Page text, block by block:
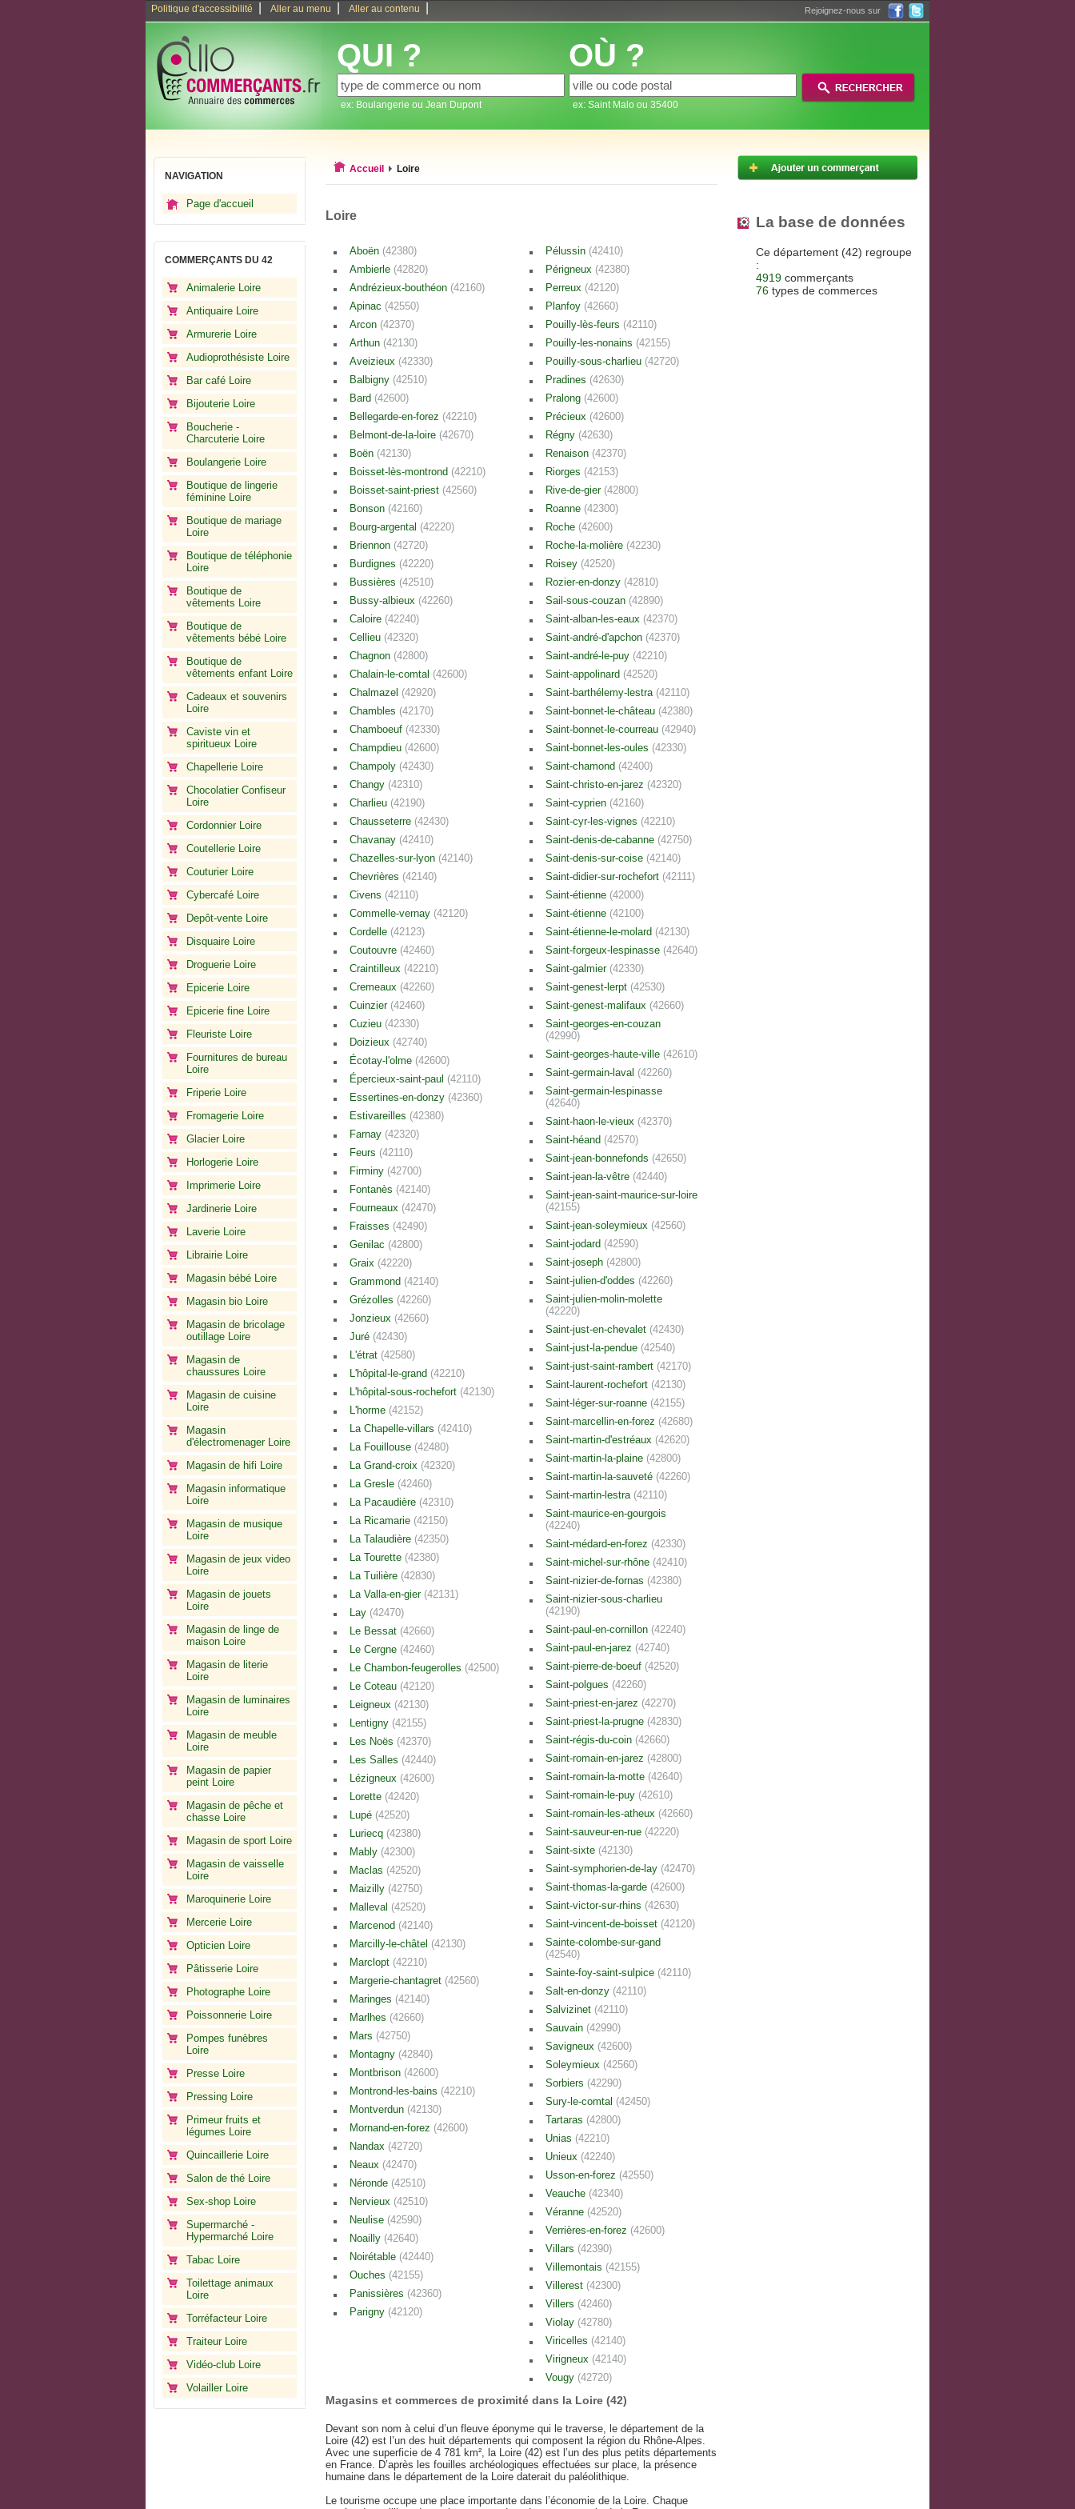
Politique d'accessibilité Aller au menu Aller au contenu Rejoignez-nous sur
QUI ?
ex: Boulangerie ou Jean Dupont
OÙ ?
ex: Saint Malo ou 35400
NAVIGATION
Page d'accueil
COMMERÇANTS DU 42
Animalerie Loire
Antiquaire Loire
Armurerie Loire
Audioprothésiste Loire
Bar café Loire
Bijouterie Loire
Boucherie -
Charcuterie Loire
Boulangerie Loire
Boutique de lingerie
féminine Loire
Boutique de mariage
Loire
Boutique de téléphonie
Loire
Boutique de
vêtements Loire
Boutique de
vêtements bébé Loire
Boutique de
vêtements enfant Loire
Cadeaux et souvenirs
Loire
Caviste vin et
spiritueux Loire
Chapellerie Loire
Chocolatier Confiseur
Loire
Cordonnier Loire
Coutellerie Loire
Couturier Loire
Cybercafé Loire
Depôt-vente Loire
Disquaire Loire
Droguerie Loire
Epicerie Loire
Epicerie fine Loire
Fleuriste Loire
Fournitures de bureau
Loire
Friperie Loire
Fromagerie Loire
Glacier Loire
Horlogerie Loire
Imprimerie Loire
Jardinerie Loire
Laverie Loire
Librairie Loire
Magasin bébé Loire
Magasin bio Loire
Magasin de bricolage
outillage Loire
Magasin de
chaussures Loire
Magasin de cuisine
Loire
Magasin
d'électromenager Loire
Magasin de hifi Loire
Magasin informatique
Loire
Magasin de musique
Loire
Magasin de jeux video
Loire
Magasin de jouets
Loire
Magasin de linge de
maison Loire
Magasin de literie
Loire
Magasin de luminaires
Loire
Magasin de meuble
Loire
Magasin de papier
peint Loire
Magasin de pêche et
chasse Loire
Magasin de sport Loire
Magasin de vaisselle
Loire
Maroquinerie Loire
Mercerie Loire
Opticien Loire
Pâtisserie Loire
Photographe Loire
Poissonnerie Loire
Pompes funèbres
Loire
Presse Loire
Pressing Loire
Primeur fruits et
légumes Loire
Quincaillerie Loire
Salon de thé Loire
Sex-shop Loire
Supermarché -
Hypermarché Loire
Tabac Loire
Toilettage animaux
Loire
Torréfacteur Loire
Traiteur Loire
Vidéo-club Loire
Volailler Loire
Accueil Loire
Loire
Aboën (42380)
Ambierle (42820)
Andrézieux-bouthéon (42160)
Apinac (42550)
Arcon (42370)
Arthun (42130)
Aveizieux (42330)
Balbigny (42510)
Bard (42600)
Bellegarde-en-forez (42210)
Belmont-de-la-loire (42670)
Boën (42130)
Boisset-lès-montrond (42210)
Boisset-saint-priest (42560)
Bonson (42160)
Bourg-argental (42220)
Briennon (42720)
Burdignes (42220)
Bussières (42510)
Bussy-albieux (42260)
Caloire (42240)
Cellieu (42320)
Chagnon (42800)
Chalain-le-comtal (42600)
Chalmazel (42920)
Chambles (42170)
Chamboeuf (42330)
Champdieu (42600)
Champoly (42430)
Changy (42310)
Charlieu (42190)
Chausseterre (42430)
Chavanay (42410)
Chazelles-sur-lyon (42140)
Chevrières (42140)
Civens (42110)
Commelle-vernay (42120)
Cordelle (42123)
Coutouvre (42460)
Craintilleux (42210)
Cremeaux (42260)
Cuinzier (42460)
Cuzieu (42330)
Doizieux (42740)
Écotay-l'olme (42600)
Épercieux-saint-paul (42110)
Essertines-en-donzy (42360)
Estivareilles (42380)
Farnay (42320)
Feurs (42110)
Firminy (42700)
Fontanès (42140)
Fourneaux (42470)
Fraisses (42490)
Genilac (42800)
Graix (42220)
Grammond (42140)
Grézolles (42260)
Jonzieux (42660)
Juré (42430)
L'étrat (42580)
L'hôpital-le-grand (42210)
L'hôpital-sous-rochefort (42130)
L'horme (42152)
La Chapelle-villars (42410)
La Fouillouse (42480)
La Grand-croix (42320)
La Gresle (42460)
La Pacaudière (42310)
La Ricamarie (42150)
La Talaudière (42350)
La Tourette (42380)
La Tuilière (42830)
La Valla-en-gier (42131)
Lay (42470)
Le Bessat (42660)
Le Cergne (42460)
Le Chambon-feugerolles (42500)
Le Coteau (42120)
Leigneux (42130)
Lentigny (42155)
Les Noës (42370)
Les Salles (42440)
Lézigneux (42600)
Lorette (42420)
Lupé (42520)
Luriecq (42380)
Mably (42300)
Maclas (42520)
Maizilly (42750)
Malleval (42520)
Marcenod (42140)
Marcilly-le-châtel (42130)
Marclopt (42210)
Margerie-chantagret (42560)
Maringes (42140)
Marlhes (42660)
Mars (42750)
Montagny (42840)
Montbrison (42600)
Montrond-les-bains (42210)
Montverdun (42130)
Mornand-en-forez (42600)
Nandax (42720)
Neaux (42470)
Néronde (42510)
Nervieux (42510)
Neulise (42590)
Noailly (42640)
Noirétable (42440)
Ouches (42155)
Panissières (42360)
Parigny (42120)
Pélussin (42410)
Périgneux (42380)
Perreux (42120)
Planfoy (42660)
Pouilly-lès-feurs (42110)
Pouilly-les-nonains (42155)
Pouilly-sous-charlieu (42720)
Pradines (42630)
Pralong (42600)
Précieux (42600)
Régny (42630)
Renaison (42370)
Riorges (42153)
Rive-de-gier (42800)
Roanne (42300)
Roche (42600)
Roche-la-molière (42230)
Roisey (42520)
Rozier-en-donzy (42810)
Sail-sous-couzan (42890)
Saint-alban-les-eaux (42370)
Saint-andré-d'apchon (42370)
Saint-andré-le-puy (42210)
Saint-appolinard (42520)
Saint-barthélemy-lestra (42110)
Saint-bonnet-le-château (42380)
Saint-bonnet-le-courreau (42940)
Saint-bonnet-les-oules (42330)
Saint-chamond (42400)
Saint-christo-en-jarez (42320)
Saint-cyprien (42160)
Saint-cyr-les-vignes (42210)
Saint-denis-de-cabanne (42750)
Saint-denis-sur-coise (42140)
Saint-didier-sur-rochefort (42111)
Saint-étienne (42000)
Saint-étienne (42100)
Saint-étienne-le-molard (42130)
Saint-forgeux-lespinasse (42640)
Saint-galmier (42330)
Saint-genest-lerpt (42530)
Saint-genest-malifaux (42660)
Saint-georges-en-couzan
(42990)
Saint-georges-haute-ville (42610)
Saint-germain-laval (42260)
Saint-germain-lespinasse
(42640)
Saint-haon-le-vieux (42370)
Saint-héand (42570)
Saint-jean-bonnefonds (42650)
Saint-jean-la-vêtre (42440)
Saint-jean-saint-maurice-sur-loire
(42155)
Saint-jean-soleymieux (42560)
Saint-jodard (42590)
Saint-joseph (42800)
Saint-julien-d'oddes (42260)
Saint-julien-molin-molette
(42220)
Saint-just-en-chevalet (42430)
Saint-just-la-pendue (42540)
Saint-just-saint-rambert (42170)
Saint-laurent-rochefort (42130)
Saint-léger-sur-roanne (42155)
Saint-marcellin-en-forez (42680)
Saint-martin-d'estréaux (42620)
Saint-martin-la-plaine (42800)
Saint-martin-la-sauveté (42260)
Saint-martin-lestra (42110)
Saint-maurice-en-gourgois
(42240)
Saint-médard-en-forez (42330)
Saint-michel-sur-rhône (42410)
Saint-nizier-de-fornas (42380)
Saint-nizier-sous-charlieu
(42190)
Saint-paul-en-cornillon (42240)
Saint-paul-en-jarez (42740)
Saint-pierre-de-boeuf (42520)
Saint-polgues (42260)
Saint-priest-en-jarez (42270)
Saint-priest-la-prugne (42830)
Saint-régis-du-coin (42660)
Saint-romain-en-jarez (42800)
Saint-romain-la-motte (42640)
Saint-romain-le-puy (42610)
Saint-romain-les-atheux (42660)
Saint-sauveur-en-rue (42220)
Saint-sixte (42130)
Saint-symphorien-de-lay (42470)
Saint-thomas-la-garde (42600)
Saint-victor-sur-rhins (42630)
Saint-vincent-de-boisset (42120)
Sainte-colombe-sur-gand
(42540)
Sainte-foy-saint-sulpice (42110)
Salt-en-donzy (42110)
Salvizinet (42110)
Sauvain (42990)
Savigneux (42600)
Soleymieux (42560)
Sorbiers (42290)
Sury-le-comtal (42450)
Tartaras (42800)
Unias (42210)
Unieux (42240)
Usson-en-forez (42550)
Veauche (42340)
Véranne (42520)
Verrières-en-forez (42600)
Villars (42390)
Villemontais (42155)
Villerest (42300)
Villers (42460)
Violay (42780)
Viricelles (42140)
Virigneux (42140)
Vougy (42720)
Magasins et commerces de proximité dans la Loire (42)
Devant son nom à celui d’un fleuve éponyme qui le traverse, le département de la
Loire (42) est l’un des huit départements qui composent la région du Rhône-Alpes.
Avec une superficie de 4 781 km², la Loire (42) est l’un des plus petits départements
en France. D’après les fouilles archéologiques effectuées sur place, la présence
humaine dans le département de la Loire daterait du paléolithique.
Le tourisme occupe une place importante dans l’économie de la Loire. Chaque
La base de données
Ce département (42) regroupe
:
4919 commerçants
76 types de commerces